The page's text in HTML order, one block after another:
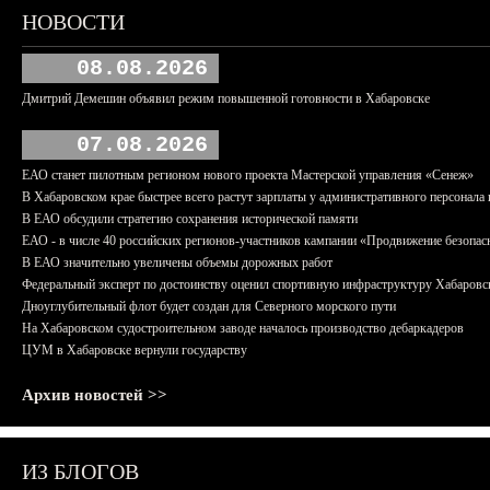
НОВОСТИ
08.08.2026
Дмитрий Демешин объявил режим повышенной готовности в Хабаровске
07.08.2026
ЕАО станет пилотным регионом нового проекта Мастерской управления «Сенеж»
В Хабаровском крае быстрее всего растут зарплаты у административного персонала
В ЕАО обсудили стратегию сохранения исторической памяти
ЕАО - в числе 40 российских регионов-участников кампании «Продвижение
В ЕАО значительно увеличены объемы дорожных работ
Федеральный эксперт по достоинству оценил спортивную инфраструктуру
Дноуглубительный флот будет создан для Северного морского пути
На Хабаровском судостроительном заводе началось производство дебаркадеров
ЦУМ в Хабаровске вернули государству
Архив новостей >>
ИЗ БЛОГОВ